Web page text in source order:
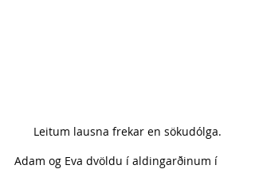
Leitum lausna frekar en sökudólga.
Adam og Eva dvöldu í aldingarðinum í